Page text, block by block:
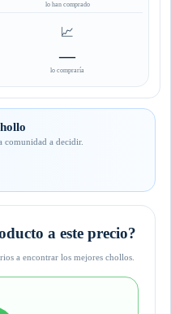
lo han comprado
📈
—
lo compraría
comunidad a decidir.
a este precio?
a encontrar los mejores chollos.